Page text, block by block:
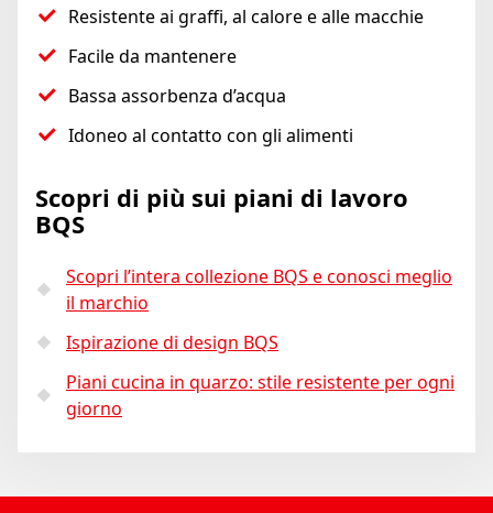
Resistente ai graffi, al calore e alle macchie
Facile da mantenere
Bassa assorbenza d’acqua
Idoneo al contatto con gli alimenti
Scopri di più sui piani di lavoro
BQS
Scopri l’intera collezione BQS e conosci meglio
il marchio
Ispirazione di design BQS
Piani cucina in quarzo: stile resistente per ogni
giorno